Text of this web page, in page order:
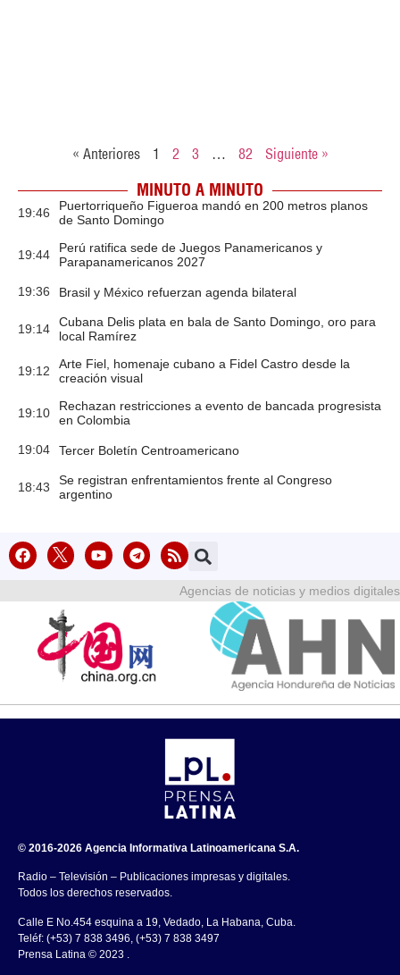
« Anteriores 1 2 3 … 82 Siguiente »
MINUTO A MINUTO
19:46
Puertorriqueño Figueroa mandó en 200 metros planos
de Santo Domingo
19:44
Perú ratifica sede de Juegos Panamericanos y
Parapanamericanos 2027
19:36 Brasil y México refuerzan agenda bilateral
19:14
Cubana Delis plata en bala de Santo Domingo, oro para
local Ramírez
19:12
Arte Fiel, homenaje cubano a Fidel Castro desde la
creación visual
19:10
Rechazan restricciones a evento de bancada progresista
en Colombia
19:04 Tercer Boletín Centroamericano
18:43
Se registran enfrentamientos frente al Congreso
argentino
Agencias de noticias y medios digitales
© 2016-2026 Agencia Informativa Latinoamericana S.A.
Radio – Televisión – Publicaciones impresas y digitales.
Todos los derechos reservados.
Calle E No.454 esquina a 19, Vedado, La Habana, Cuba.
Teléf: (+53) 7 838 3496, (+53) 7 838 3497
Prensa Latina © 2023 .